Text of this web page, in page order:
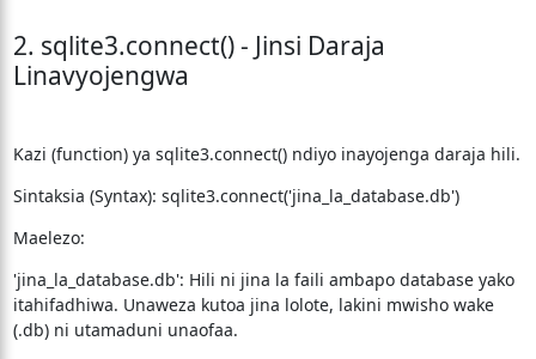
2. sqlite3.connect() - Jinsi Daraja
Linavyojengwa
Kazi (function) ya sqlite3.connect() ndiyo inayojenga daraja hili.
Sintaksia (Syntax): sqlite3.connect('jina_la_database.db')
Maelezo:
'jina_la_database.db': Hili ni jina la faili ambapo database yako
itahifadhiwa. Unaweza kutoa jina lolote, lakini mwisho wake
(.db) ni utamaduni unaofaa.